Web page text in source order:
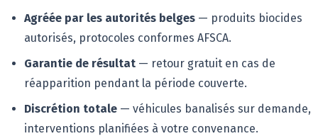
Agréée par les autorités belges — produits biocides
autorisés, protocoles conformes AFSCA.
Garantie de résultat — retour gratuit en cas de
réapparition pendant la période couverte.
Discrétion totale — véhicules banalisés sur demande,
interventions planifiées à votre convenance.